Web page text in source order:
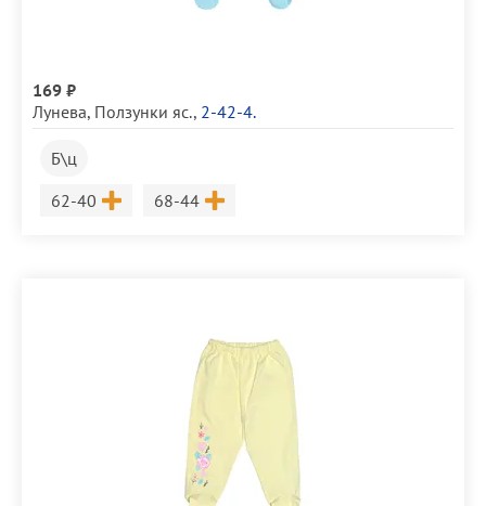
169 ₽
Лунева, Ползунки яс., 2-42-4.
Б\ц
Размер
62-40 Размер
68-44